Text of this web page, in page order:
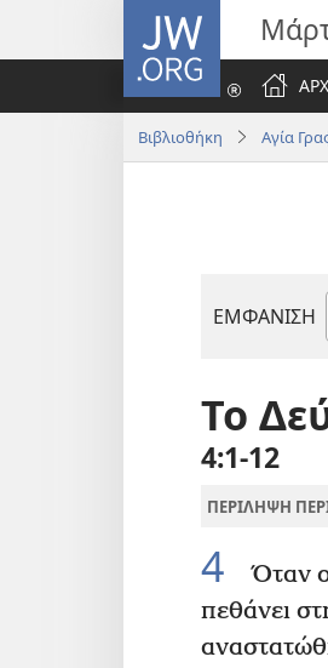
JW.ORG
Βιβλιοθήκη Αγία
ΕΜΦΑΝΙΣΗ
Το
4:1-12
ΠΕΡΙΛΗΨΗ
4 Όταν
πεθάνει